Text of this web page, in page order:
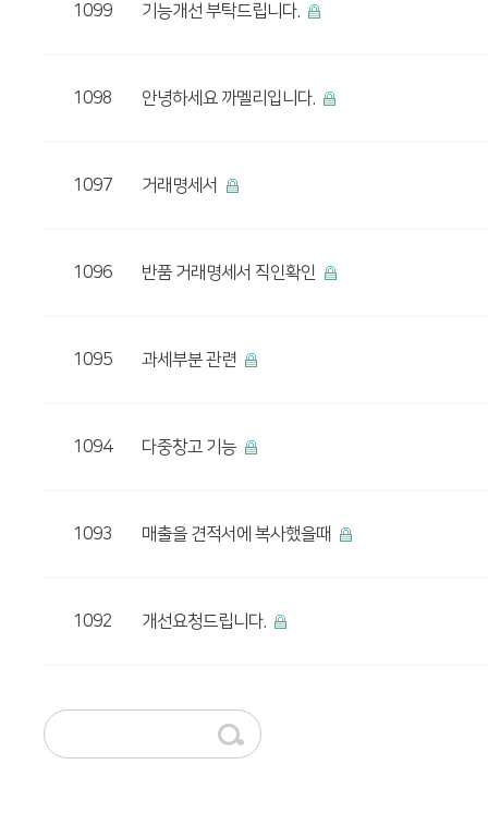
1099 기능개선 부탁드립니다.
1098 안녕하세요 까멜리입니다.
1097 거래명세서
1096 반품 거래명세서 직인확인
1095 과세부분 관련
1094 다중창고 기능
1093 매출을 견적서에 복사했을때
1092 개선요청드립니다.